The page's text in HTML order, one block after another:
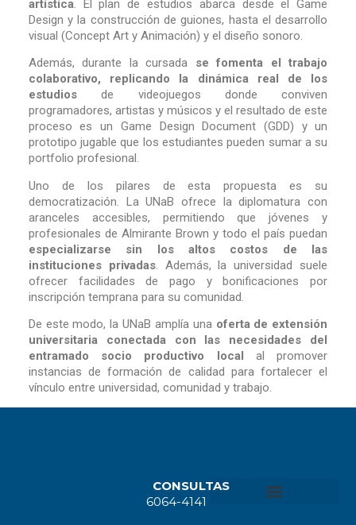
artística. El plan de estudios abarca desde el Game
Design y la construcción de guiones, hasta el desarrollo
visual (Concept Art y Animación) y el diseño sonoro.
Además, durante la cursada se fomenta el trabajo
colaborativo, replicando la dinámica real de los
estudiosde videojuegos donde conviven
programadores, artistas y músicos y el resultado de este
proceso es un Game Design Document (GDD) y un
prototipo jugable que los estudiantes pueden sumar a su
portfolio profesional.
Uno de los pilares de esta propuesta es su
democratización. La UNaB ofrece la diplomatura con
aranceles accesibles, permitiendo que jóvenes y
profesionales de Almirante Brown y todo el país puedan
especializarse sin los altos costos de las
instituciones privadas. Además, la universidad suele
ofrecer facilidades de pago y bonificaciones por
inscripción temprana para su comunidad.
De este modo, la UNaB amplía una oferta de extensión
universitaria conectada con las necesidades del
entramado socio productivo local al promover
instancias de formación de calidad para fortalecer el
vínculo entre universidad, comunidad y trabajo.
CONSULTAS
6064-4141